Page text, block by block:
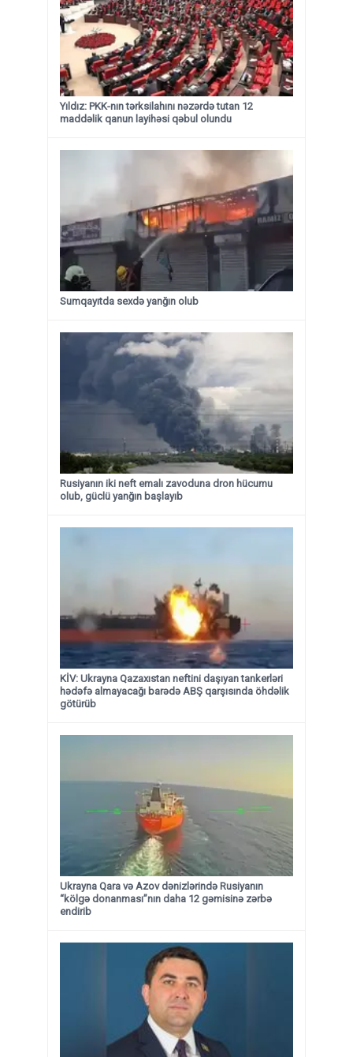
Yıldız: PKK-nın tərksilahını nəzərdə tutan 12
maddəlik qanun layihəsi qəbul olundu ​​​​​​​
Sumqayıtda sexdə yanğın olub
Rusiyanın iki neft emalı zavoduna dron hücumu
olub, güclü yanğın başlayıb
KİV: Ukrayna Qazaxıstan neftini daşıyan tankerləri
hədəfə almayacağı barədə ABŞ qarşısında öhdəlik
götürüb
Ukrayna Qara və Azov dənizlərində Rusiyanın
“kölgə donanması”nın daha 12 gəmisinə zərbə
endirib